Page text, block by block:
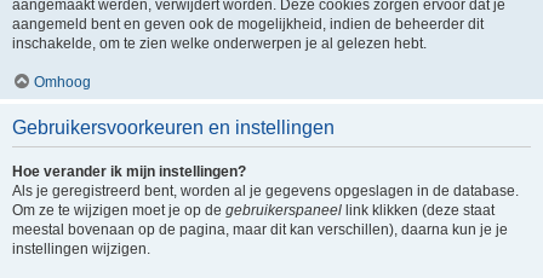
aangemaakt werden, verwijdert worden. Deze cookies zorgen ervoor dat je
aangemeld bent en geven ook de mogelijkheid, indien de beheerder dit
inschakelde, om te zien welke onderwerpen je al gelezen hebt.
Omhoog
Gebruikersvoorkeuren en instellingen
Hoe verander ik mijn instellingen?
Als je geregistreerd bent, worden al je gegevens opgeslagen in de database.
Om ze te wijzigen moet je op de gebruikerspaneel link klikken (deze staat
meestal bovenaan op de pagina, maar dit kan verschillen), daarna kun je je
instellingen wijzigen.